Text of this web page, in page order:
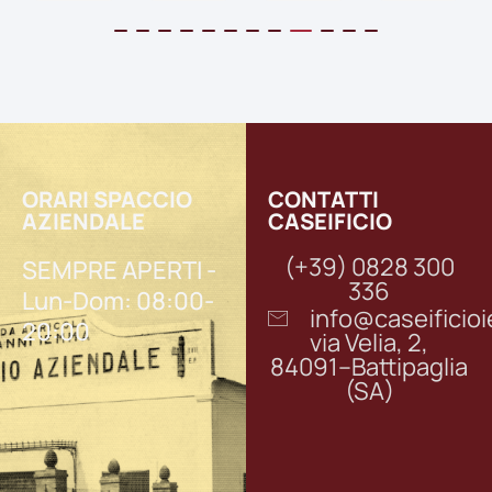
SEMPRE APERTI -
Lun-Dom: 08:00-
20:00
ORARI SPACCIO
AZIENDALE
(+39) 0828 300
336
via Velia, 2,
84091–Battipaglia
(SA)
CONTATTI
CASEIFICIO